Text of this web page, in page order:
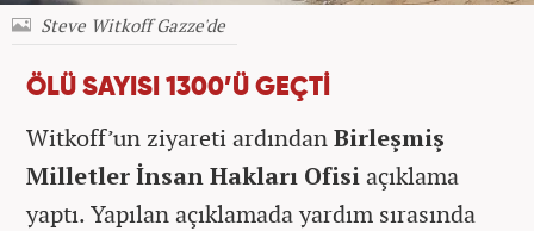
Steve Witkoff Gazze'de
ÖLÜ SAYISI 1300’Ü GEÇTİ
Witkoff’un ziyareti ardındanBirleşmiş
Milletler İnsan Hakları Ofisiaçıklama
yaptı. Yapılan açıklamada yardım sırasında